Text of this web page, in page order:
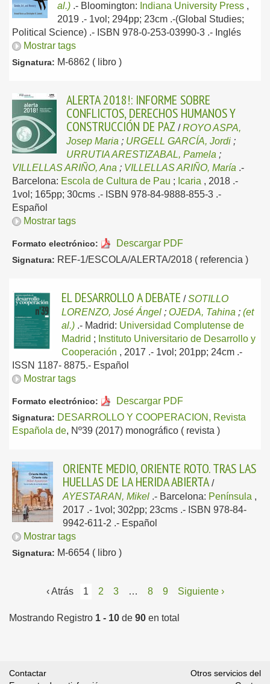
al.) .- Bloomington: Indiana University Press ,
2019 .- 1vol; 294pp; 23cm .-(Global Studies;
Political Science) .- ISBN 978-0-253-03990-3 .- Inglés
Mostrar tags
Signatura: M-6862 ( libro )
ALERTA 2018!: INFORME SOBRE
CONFLICTOS, DERECHOS HUMANOS Y
CONSTRUCCIÓN DE PAZ /ROYO ASPA,
Josep Maria ; URGELL GARCÍA, Jordi ;
URRUTIA ARESTIZABAL, Pamela ;
VILLELLAS ARIÑO, Ana ; VILLELLAS ARIÑO, María .-
Barcelona: Escola de Cultura de Pau ; Icaria , 2018 .-
1vol; 165pp; 30cms .- ISBN 978-84-9888-855-3 .-
Español
Mostrar tags
Formato electrónico: Descargar PDF
Signatura: REF-1/ESCOLA/ALERTA/2018 ( referencia )
EL DESARROLLO A DEBATE /SOTILLO
LORENZO, José Ángel ; OJEDA, Tahina ; (et
al.) .- Madrid: Universidad Complutense de
Madrid ; Instituto Universitario de Desarrollo y
Cooperación , 2017 .- 1vol; 201pp; 24cm .-
ISSN 1187- 8875.- Español
Mostrar tags
Formato electrónico: Descargar PDF
Signatura: DESARROLLO Y COOPERACION, Revista
Española de, Nº39 (2017) monográfico ( revista )
ORIENTE MEDIO, ORIENTE ROTO. TRAS LAS
HUELLAS DE LA HERIDA ABIERTA /
AYESTARAN, Mikel .- Barcelona: Península ,
2017 .- 1vol; 302pp; 23cms .- ISBN 978-84-
9942-611-2 .- Español
Mostrar tags
Signatura: M-6654 ( libro )
‹ Atrás 1 2 3 … 8 9 Siguiente ›
Mostrando Registro 1 - 10 de 90 en total
Contactar
Otros servicios del